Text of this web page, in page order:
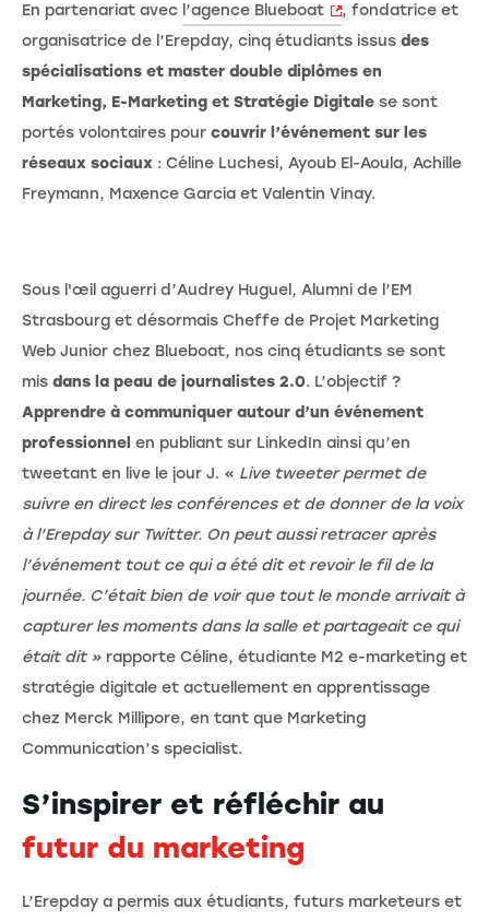
En partenariat avec l’agence Blueboat
, fondatrice et
organisatrice de l’Erepday, cinq étudiants issus des
spécialisations et master double diplômes en
Marketing, E-Marketing et Stratégie Digitale se sont
portés volontaires pour couvrir l’événement sur les
réseaux sociaux : Céline Luchesi, Ayoub El-Aoula, Achille
Freymann, Maxence Garcia et Valentin Vinay.
Sous l'œil aguerri d’Audrey Huguel, Alumni de l’EM
Strasbourg et désormais Cheffe de Projet Marketing
Web Junior chez Blueboat, nos cinq étudiants se sont
mis dans la peau de journalistes 2.0. L’objectif ?
Apprendre à communiquer autour d’un événement
professionnel en publiant sur LinkedIn ainsi qu’en
tweetant en live le jour J. « Live tweeter permet de
suivre en direct les conférences et de donner de la voix
à l’Erepday sur Twitter. On peut aussi retracer après
l’événement tout ce qui a été dit et revoir le fil de la
journée. C’était bien de voir que tout le monde arrivait à
capturer les moments dans la salle et partageait ce qui
était dit » rapporte Céline, étudiante M2 e-marketing et
stratégie digitale et actuellement en apprentissage
chez Merck Millipore, en tant que Marketing
Communication’s specialist.
S’inspirer et réfléchir au
futur du marketing
L’Erepday a permis aux étudiants, futurs marketeurs et